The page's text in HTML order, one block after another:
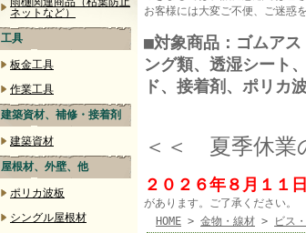
ネットなど）
工具
板金工具
作業工具
建築資材、補修・接着剤
建築資材
屋根材、外壁、他
ポリカ波板
シングル屋根材
お客様には大変ご不便、ご迷惑
■対象商品：ゴムア
ング類、透湿シート
ド、接着剤、ポリカ
＜＜ 夏季休
２０２６年８月１１
があります。ご了承ください。
HOME > 金物・線材 > ビス